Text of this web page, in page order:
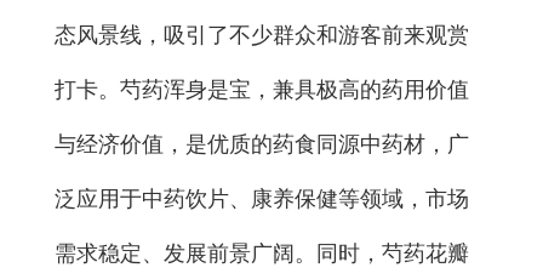
态风景线，吸引了不少群众和游客前来观赏
打卡。芍药浑身是宝，兼具极高的药用价值
与经济价值，是优质的药食同源中药材，广
泛应用于中药饮片、康养保健等领域，市场
需求稳定、发展前景广阔。同时，芍药花瓣